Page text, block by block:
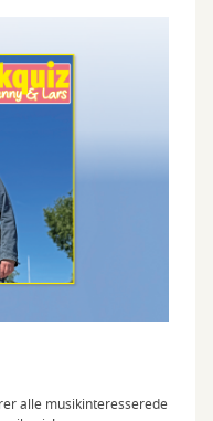
alle musikinteresserede